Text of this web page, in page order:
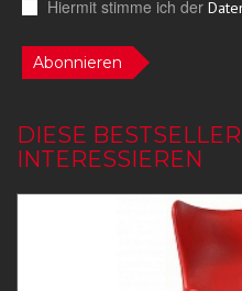
Hiermit stimme ich der
Abonnieren
DIESE
INTERESSIEREN